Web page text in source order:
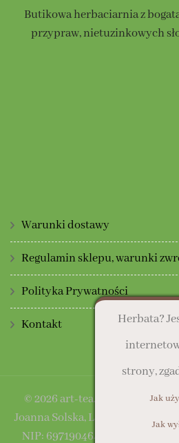
Butikowa herbaciarnia z
przypraw, nietuzinkowych
Warunki dostawy
Regulamin sklepu, warunki
Polityka Prywatności
Kontakt
© 2026 art-tea.pl | Sklep
Joanna Solska, Lasocice, ul.
NIP: 6971904641
Herbata?
strony,
Jak
Jak